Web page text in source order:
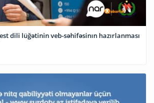
dili lüğətinin veb-səhifəsinın hazırlanması